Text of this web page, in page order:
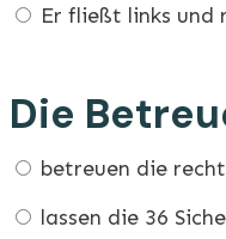
Er fließt links und
Die
betreuen die
lassen die 36